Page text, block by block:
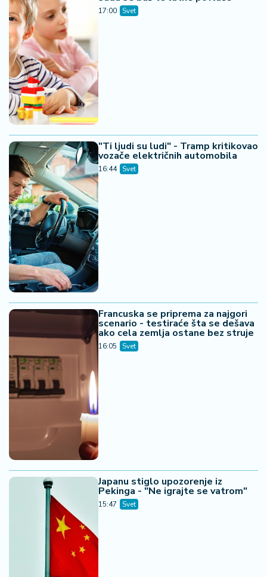
17:00 Svet
"Ti ljudi su ludi" - Tramp kritikovao
vozače električnih automobila
16:44 Svet
Francuska se priprema za najgori
scenario - testiraće šta se dešava
ako cela zemlja ostane bez struje
16:05 Svet
Japanu stiglo upozorenje iz
Pekinga - "Ne igrajte se vatrom"
15:47 Svet